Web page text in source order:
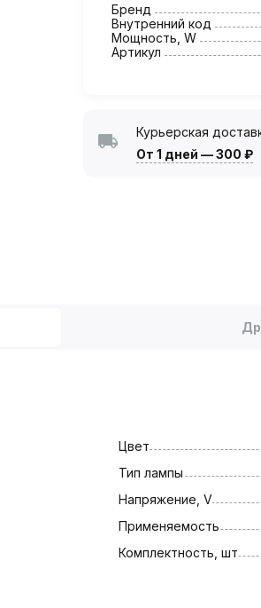
Бренд
Внутренний код
Мощность, W
Артикул
Курьерская
От 1 дней —300 ₽
Цвет
Тип лампы
Напряжение, V
Применяемость
Комплектность, шт